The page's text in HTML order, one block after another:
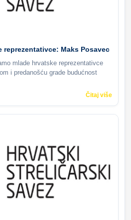
reprezentativce: Maks Posavec
mlade hrvatske reprezentativce
i predanošću grade budućnost
Čitaj više